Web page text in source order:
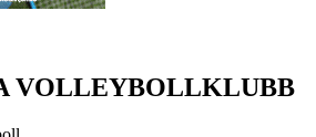
VOLLEYBOLLKLUBB